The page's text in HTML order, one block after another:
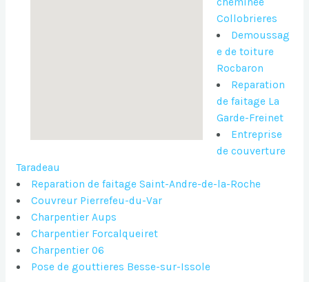
Collobrieres
Demoussag
e de toiture
Rocbaron
Reparation
de faitage La
Garde-Freinet
Entreprise
de couverture
Taradeau
Reparation de faitage Saint-Andre-de-la-Roche
Couvreur Pierrefeu-du-Var
Charpentier Aups
Charpentier Forcalqueiret
Charpentier 06
Pose de gouttieres Besse-sur-Issole